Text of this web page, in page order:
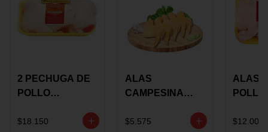
2 PECHUGA DE
POLLO
MARINADA X
$18.150
ALAS
CAMPESINA
COSTILLAR A
$5.575
ALAS
POLLO
$12.000